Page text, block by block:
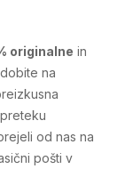
originalne in
na
od nas na
pošti v